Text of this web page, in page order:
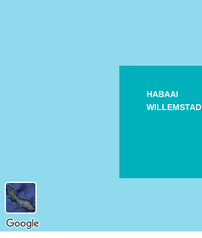
HABAAI
WILLEMSTAD